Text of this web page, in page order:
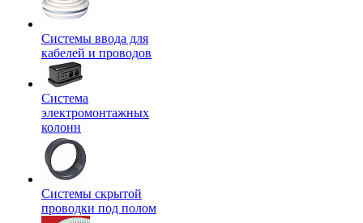
Системы ввода для
кабелей и проводов
Система
электромонтажных
колонн
Системы скрытой
проводки под полом